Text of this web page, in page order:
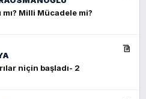
Milli Mücadele mi?
niçin başladı- 2